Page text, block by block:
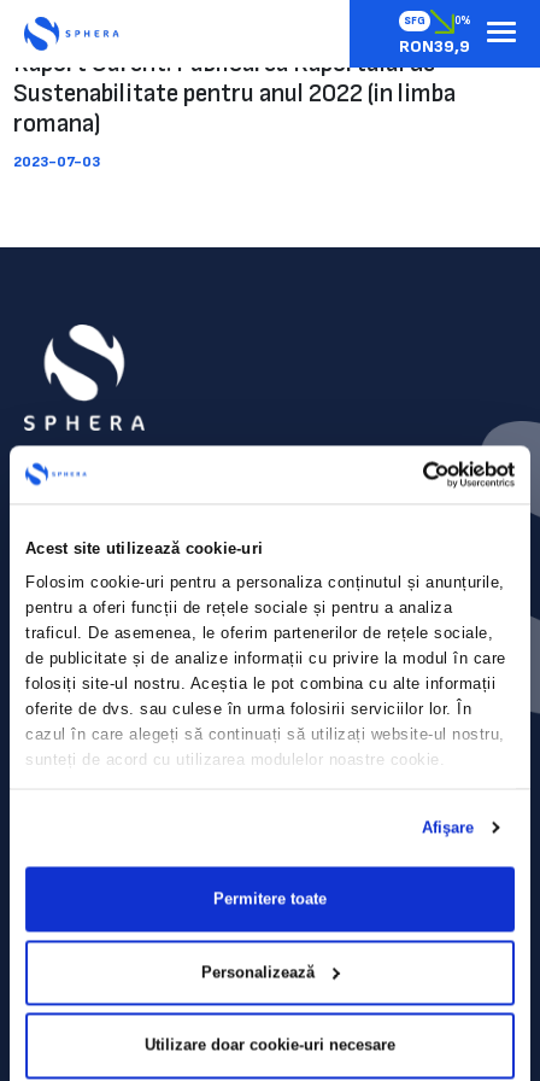
Acest site utilizează cookie-uri
Folosim cookie-uri pentru a personaliza conținutul și anunțurile,
pentru a oferi funcții de rețele sociale și pentru a analiza
traficul. De asemenea, le oferim partenerilor de rețele sociale,
de publicitate și de analize informații cu privire la modul în care
folosiți site-ul nostru. Aceștia le pot combina cu alte informații
oferite de dvs. sau culese în urma folosirii serviciilor lor. În
cazul în care alegeți să continuați să utilizați website-ul nostru,
sunteți de acord cu utilizarea modulelor noastre cookie.
Afişare
Permitere toate
Personalizează
Utilizare doar cookie-uri necesare
SFG 0%
RON39,9
Raport Curent: Publicarea Raportului de
Sustenabilitate pentru anul 2022 (in limba
romana)
2023-07-03
Contact
Comunicate de presă
Politica de confidențialitate